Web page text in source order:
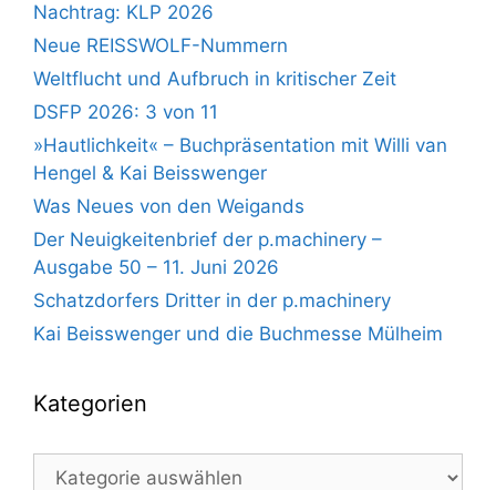
Nachtrag: KLP 2026
Neue REISSWOLF-Nummern
Weltflucht und Aufbruch in kritischer Zeit
DSFP 2026: 3 von 11
»Hautlichkeit« – Buchpräsentation mit Willi van
Hengel & Kai Beisswenger
Was Neues von den Weigands
Der Neuigkeitenbrief der p.machinery –
Ausgabe 50 – 11. Juni 2026
Schatzdorfers Dritter in der p.machinery
Kai Beisswenger und die Buchmesse Mülheim
Kategorien
Kategorien